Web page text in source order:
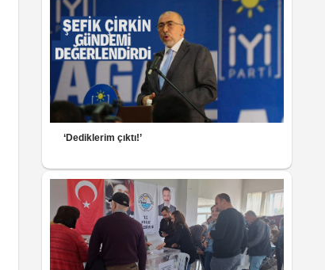
‘Dediklerim çıktı!’